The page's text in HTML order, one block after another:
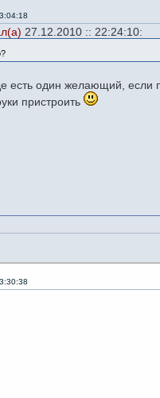
27.12.2010 :: 22:24:10:
есть один желающий, если
пристроить